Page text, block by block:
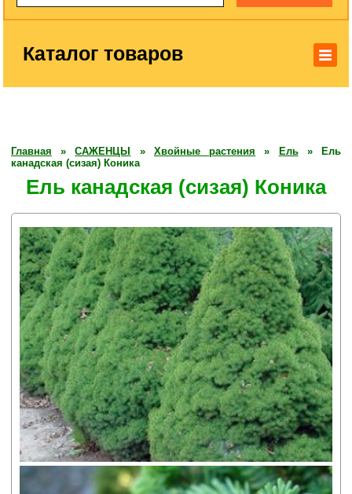
Каталог товаров
Главная » САЖЕНЦЫ » Хвойные растения » Ель »
Ель
канадская (сизая) Коника
Ель канадская (сизая) Коника